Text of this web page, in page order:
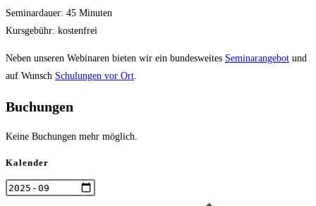
Seminardauer: 45 Minuten
Kursgebühr: kostenfrei
Neben unseren Webinaren bieten wir ein bundesweites Seminarangebot und
auf Wunsch Schulungen vor Ort.
Buchungen
Keine Buchungen mehr möglich.
Kalender